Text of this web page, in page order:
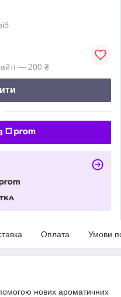
— 200 ₴
Оплата Умови
нових ароматичних